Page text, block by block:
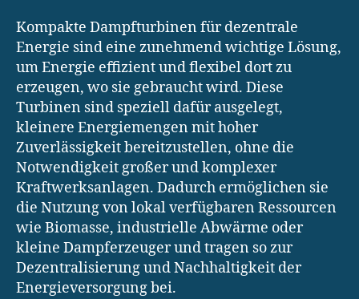
Kompakte Dampfturbinen für dezentrale
Energie sind eine zunehmend wichtige Lösung,
um Energie effizient und flexibel dort zu
erzeugen, wo sie gebraucht wird. Diese
Turbinen sind speziell dafür ausgelegt,
kleinere Energiemengen mit hoher
Zuverlässigkeit bereitzustellen, ohne die
Notwendigkeit großer und komplexer
Kraftwerksanlagen. Dadurch ermöglichen sie
die Nutzung von lokal verfügbaren Ressourcen
wie Biomasse, industrielle Abwärme oder
kleine Dampferzeuger und tragen so zur
Dezentralisierung und Nachhaltigkeit der
Energieversorgung bei.